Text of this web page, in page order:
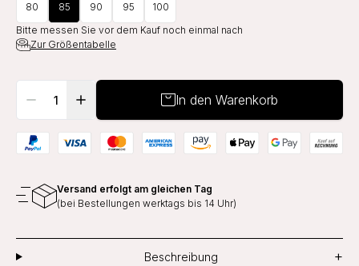
80 85 90 95
100
Bitte messen Sie vor dem Kauf noch einmal nach
Zur Größentabelle
In den Warenkorb
Versand erfolgt am gleichen Tag
(bei Bestellungen werktags bis 14 Uhr)
Beschreibung +